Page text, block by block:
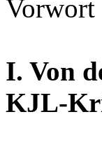
Vorwort
I. Von
KJL-